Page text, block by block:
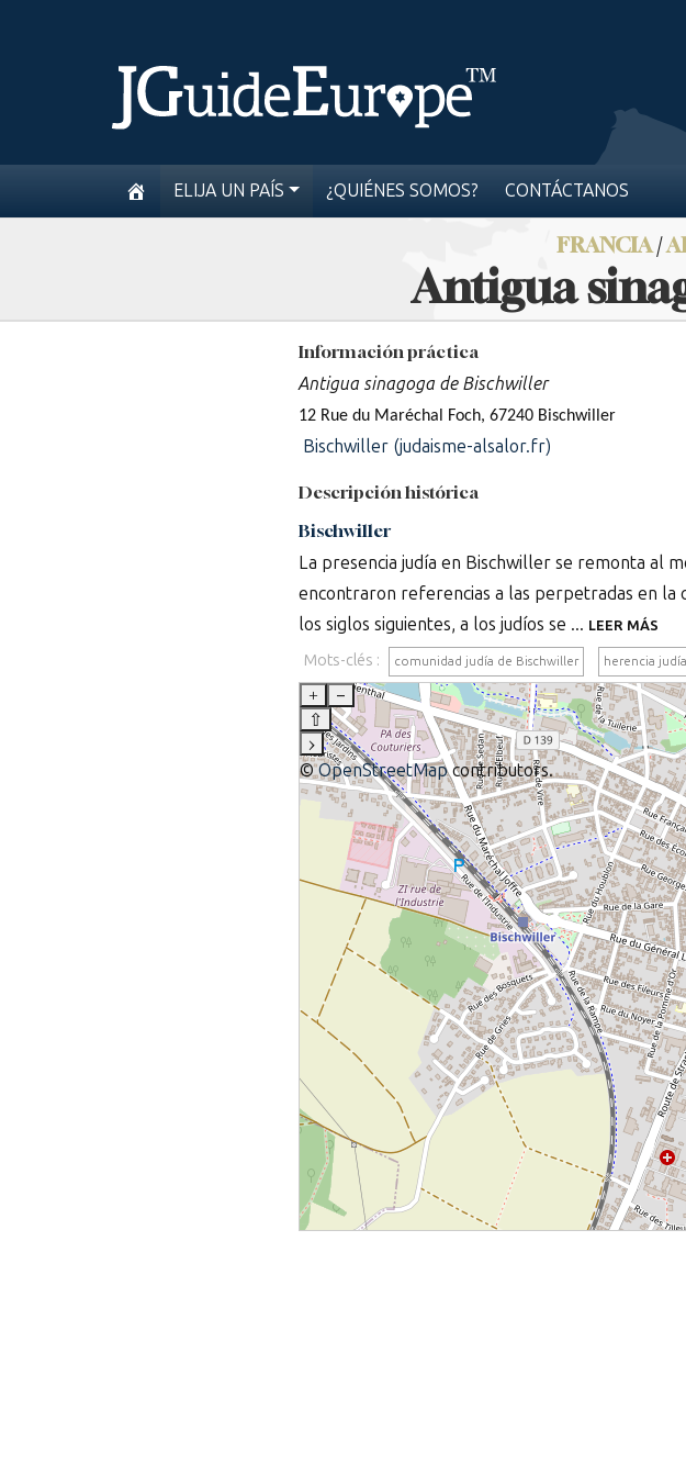
ELIJA UN PAÍS ¿QUIÉNES SOMOS? CONTÁCTANOS
FRANCIA/
Antigua
Información práctica
Antigua sinagoga de Bischwiller
12 Rue du Maréchal Foch, 67240 Bischwiller
Bischwiller (judaisme-alsalor.fr)
Descripción histórica
Bischwiller
La presencia judía en Bischwiller se remonta al
encontraron referencias a las perpetradas en la
los siglos siguientes, a los judíos se ... LEER MÁS
Mots-clés : comunidad judía de Bischwiller herencia judía
+
–
⇧
›
©OpenStreetMapcontributors.